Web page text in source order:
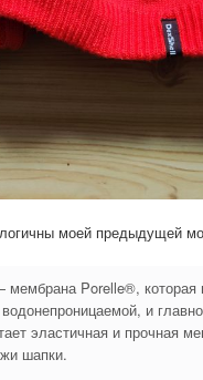
моей предыдущей
Porelle®, которая
и
эластичная и прочная
шапки.